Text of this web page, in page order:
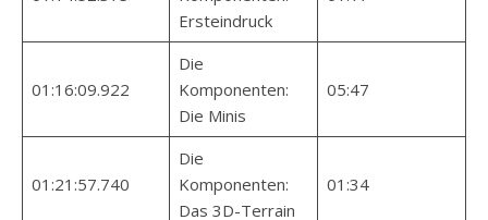
Ersteindruck
01:16:09.922
Die
Komponenten:
Die Minis
05:47
01:21:57.740
Die
Komponenten:
Das 3D-Terrain
01:34